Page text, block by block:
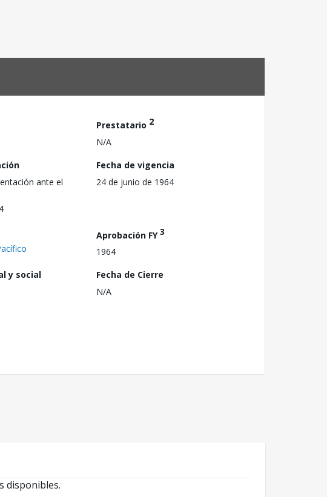
Prestatario 2
N/A
ante el
Fecha de vigencia
24 de junio de 1964
Aprobación FY3
1964
y social
Fecha de Cierre
N/A
disponibles.